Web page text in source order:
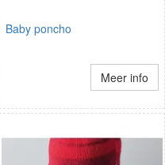
Baby poncho
Meer info